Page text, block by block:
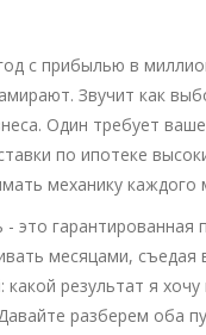
с прибылью в
Звучит как
Один требует
по ипотеке
механику каждого
это
месяцами,
результат я
разберем оба